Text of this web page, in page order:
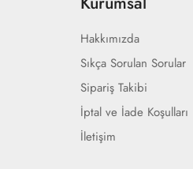
Hakkımızda
Sıkça Sorulan Sorular
Sipariş Takibi
İptal ve İade Koşulları
İletişim